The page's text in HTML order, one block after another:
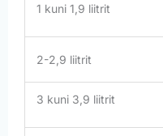
1 kuni 1,9 liitrit
2-2,9 liitrit
3 kuni 3,9 liitrit